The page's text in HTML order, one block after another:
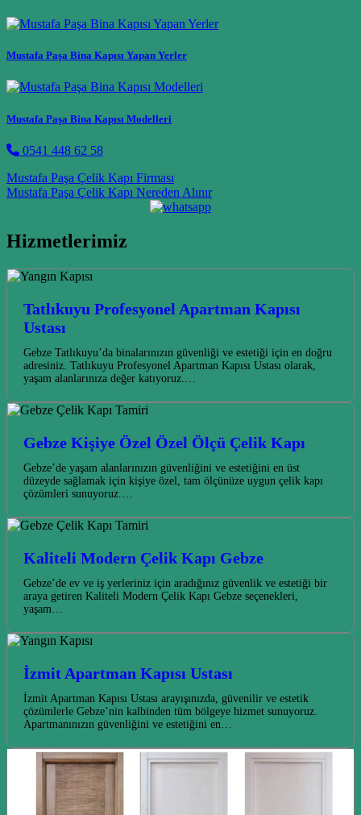
Mustafa Paşa Bina Kapısı Yapan Yerler
Mustafa Paşa Bina Kapısı Modelleri
0541 448 62 58
Post navigation
Mustafa Paşa Çelik Kapı Firması
Mustafa Paşa Çelik Kapı Nereden Alınır
Hizmetlerimiz
Tatlıkuyu Profesyonel Apartman Kapısı
Ustası
Gebze Tatlıkuyu’da binalarınızın güvenliği ve estetiği için en doğru
adresiniz. Tatlıkuyu Profesyonel Apartman Kapısı Ustası olarak,
yaşam alanlarınıza değer katıyoruz.…
Gebze Kişiye Özel Özel Ölçü Çelik Kapı
Gebze’de yaşam alanlarınızın güvenliğini ve estetiğini en üst
düzeyde sağlamak için kişiye özel, tam ölçünüze uygun çelik kapı
çözümleri sunuyoruz.…
Kaliteli Modern Çelik Kapı Gebze
Gebze’de ev ve iş yerleriniz için aradığınız güvenlik ve estetiği bir
araya getiren Kaliteli Modern Çelik Kapı Gebze seçenekleri,
yaşam…
İzmit Apartman Kapısı Ustası
İzmit Apartman Kapısı Ustası arayışınızda, güvenilir ve estetik
çözümlerle Gebze’nin kalbinden tüm bölgeye hizmet sunuyoruz.
Apartmanınızın güvenliğini ve estetiğini en…